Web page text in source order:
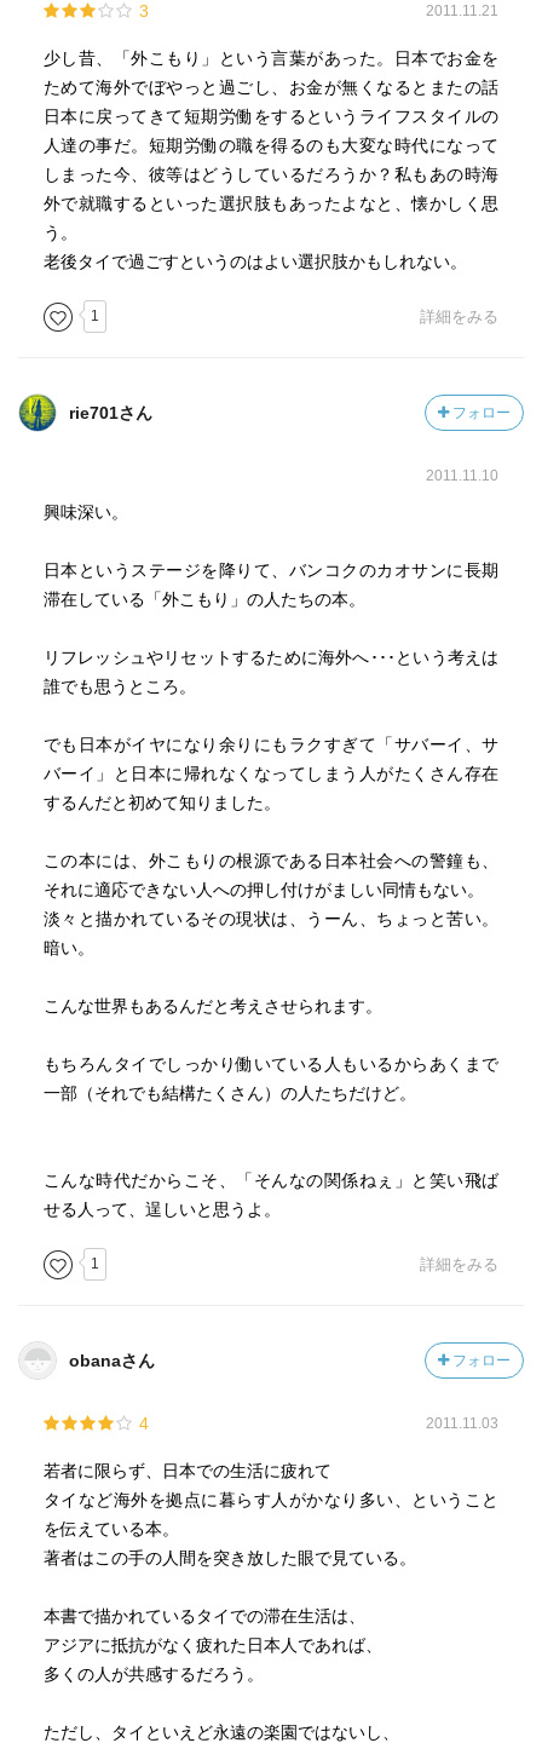
3 2011.11.21
少し昔、「外こもり」という言葉があった。日本でお金を
ためて海外でぼやっと過ごし、お金が無くなるとまたの話
日本に戻ってきて短期労働をするというライフスタイルの
人達の事だ。短期労働の職を得るのも大変な時代になって
しまった今、彼等はどうしているだろうか？私もあの時海
外で就職するといった選択肢もあったよなと、懐かしく思
う。
老後タイで過ごすというのはよい選択肢かもしれない。
1 詳細をみる
rie701さん フォロー
2011.11.10
興味深い。
日本というステージを降りて、バンコクのカオサンに長期
滞在している「外こもり」の人たちの本。
リフレッシュやリセットするために海外へ･･･という考えは
誰でも思うところ。
でも日本がイヤになり余りにもラクすぎて「サバーイ、サ
バーイ」と日本に帰れなくなってしまう人がたくさん存在
するんだと初めて知りました。
この本には、外こもりの根源である日本社会への警鐘も、
それに適応できない人への押し付けがましい同情もない。
淡々と描かれているその現状は、うーん、ちょっと苦い。
暗い。
こんな世界もあるんだと考えさせられます。
もちろんタイでしっかり働いている人もいるからあくまで
一部（それでも結構たくさん）の人たちだけど。
こんな時代だからこそ、「そんなの関係ねぇ」と笑い飛ば
せる人って、逞しいと思うよ。
1 詳細をみる
obanaさん フォロー
4 2011.11.03
若者に限らず、日本での生活に疲れて
タイなど海外を拠点に暮らす人がかなり多い、ということ
を伝えている本。
著者はこの手の人間を突き放した眼で見ている。
本書で描かれているタイでの滞在生活は、
アジアに抵抗がなく疲れた日本人であれば、
多くの人が共感するだろう。
ただし、タイといえど永遠の楽園ではないし、